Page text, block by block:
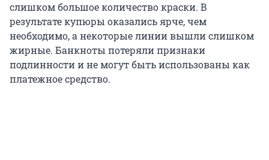
слишком большое количество краски. В
результате купюры оказались ярче, чем
необходимо, а некоторые линии вышли слишком
жирные. Банкноты потеряли признаки
подлинности и не могут быть использованы как
платежное средство.